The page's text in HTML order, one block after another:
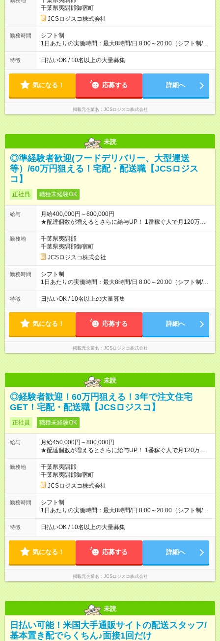
収40万円~50万円／週6日稼働 ＜モデルイメージ＞ ■月収50万
円 (27歳男性/江東区在住)※元建築関係 1日150個配達×25日勤務
(日休み) ■月収80万円(43歳男性/墨田区在住)※元営業 1日200個
千葉県夷隅郡御宿町
JCSロジスコ株式会社
勤務時間
シフト制
1日あたりの実働時間：最大8時間/日 8:00～20:00（シフト制/実
働8時間） ※週5日勤務（場所次第では週4も有り） ※配達状況に
よって時間外での勤務可能性有り ※案件により多少の前後あり
特徴 日払いOK / 10名以上の大量募集
気になる！ 応募する 詳細へ
掲載元企業名 JCSロジスコ株式会社
未読
◎準経験者歓迎(フードデリバリー、大型運送
等）/60万円狙える！宅配・配送職【JCSロジス
コ】
正社員 職種未経験OK
給与
月給400,000円～600,000円
★配達個数が増えるとさらに給与UP！ 1番稼ぐ人で月120万ほ
ど！ ・主要都市エリア 月収55万円／週5日稼働 月収65万~112
万円／週6日稼働 ・地方郊外エリア 月収40万円／週5日稼働 月
収40万円~50万円／週6日稼働 ＜モデルイメージ＞ ■月収50万
円 (27歳男性/江東区在住)※元建築関係 1日150個配達×25日勤務
(日休み) ■月収80万円(43歳男性/墨田区在住)※元営業 1日200個
勤務地
千葉県夷隅郡
千葉県夷隅郡御宿町
JCSロジスコ株式会社
勤務時間
シフト制
1日あたりの実働時間：最大8時間/日 8:00～20:00（シフト制/実
働8時間） ※週5日勤務（場所次第では週4も有り） ※配達状況に
よって時間外での勤務可能性有り ※案件により多少の前後あり
特徴 日払いOK / 10名以上の大量募集
気になる！ 応募する 詳細へ
掲載元企業名 JCSロジスコ株式会社
未読
◎経験者歓迎！60万円狙える！3年で注文住宅
GET！宅配・配送職【JCSロジスコ】
正社員 職種未経験OK
給与
月給450,000円～800,000円
★配達個数が増えるとさらに給与UP！ 1番稼ぐ人で月120万ほ
ど！ ・主要都市エリア 月収55万円／週5日稼働 月収65万~112
万円／週6日稼働 ・地方郊外エリア 月収40万円／週5日稼働 月
収40万円~50万円／週6日稼働 ＜モデルイメージ＞ ■月収50万
円 (27歳男性/江東区在住)※元建築関係 1日150個配達×25日勤務
(日休み) ■月収80万円(43歳男性/墨田区在住)※元営業 1日200個
勤務地
千葉県夷隅郡
千葉県夷隅郡御宿町
JCSロジスコ株式会社
勤務時間
シフト制
1日あたりの実働時間：最大8時間/日 8:00～20:00（シフト制/実
働8時間） ※週5日勤務（場所次第では週4も有り） ※配達状況に
よって時間外での勤務可能性有り ※案件により多少の前後あり
特徴 日払いOK / 10名以上の大量募集
気になる！ 応募する 詳細へ
掲載元企業名 JCSロジスコ株式会社
未読
日払い可能！米国大手通販サイトの配送スタッフ/
基本置き配でらくちん♪面接1回だけ